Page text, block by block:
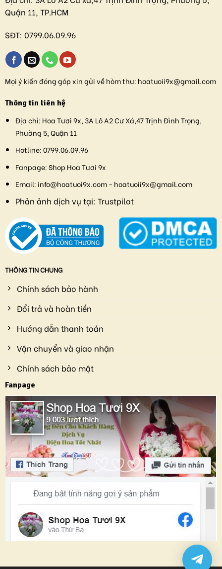
Quận 11, TP.HCM
SĐT: 0799.06.09.96
Mọi ý kiến đóng góp xin gửi về hòm thư: hoatuoii9x@gmail.com
Thông tin liên hệ
Địa chỉ: Hoa Tươi 9x, 3A Lô A2 Cư Xá,47 Trịnh Đình Trọng,
Phường 5, Quận 11
Hotline:0799.06.09.96
Fanpage:Shop Hoa Tươi 9x
Email: info@hoatuoi9x.com - hoatuoii9x@gmail.com
Phản ảnh dịch vụ tại: Trustpilot
THÔNG TIN CHUNG
Chính sách bảo hành
Đổi trả và hoàn tiền
Hướng dẫn thanh toán
Vận chuyển và giao nhận
Chính sách bảo mật
Fanpage